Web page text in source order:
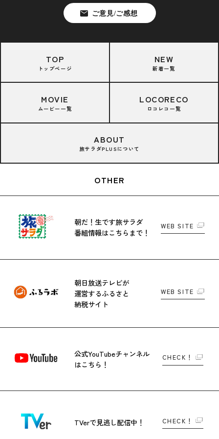
TOP
トップページ
NEW
新着一覧
MOVIE
ムービー一覧
LOCORECO
ロコレコ一覧
ABOUT
旅サラダPLUSについて
OTHER
朝だ！生です旅サラダ
番組情報はこちらまで！
WEB SITE
朝日放送テレビが
運営するふるさと
納税サイト
WEB SITE
公式YouTubeチャンネル
はこちら！
CHECK！
TVerで見逃し配信中！ CHECK！